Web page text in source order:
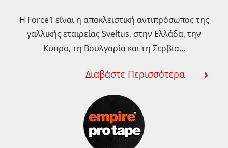
Η Force1 είναι η αποκλειστική αντιπρόσωπος της
γαλλικής εταιρείας Sveltus, στην Ελλάδα, την
Κύπρο, τη Βουλγαρία και τη Σερβία…
Διαβάστε Περισσότερα